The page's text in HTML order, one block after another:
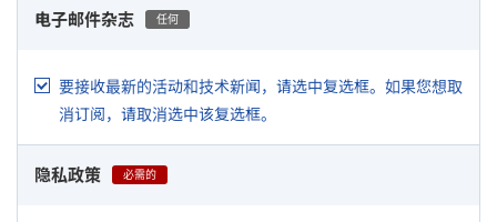
电子邮件杂志 任何
要接收最新的活动和技术新闻，请选中复选框。如果您想取
消订阅，请取消选中该复选框。
隐私政策 必需的